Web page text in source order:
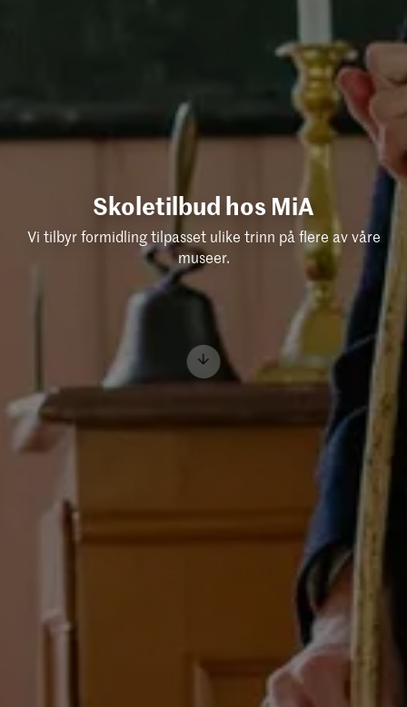
Skole­til­bud hos MiA
Vi tilbyr formidling tilpasset ulike trinn på flere av våre
museer.